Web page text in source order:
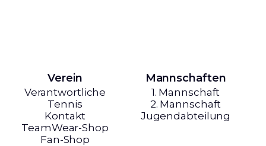
Verein
Verantwortliche
Tennis
Kontakt
TeamWear-Shop
Fan-Shop
Mannschaften
1. Mannschaft
2. Mannschaft
Jugendabteilung